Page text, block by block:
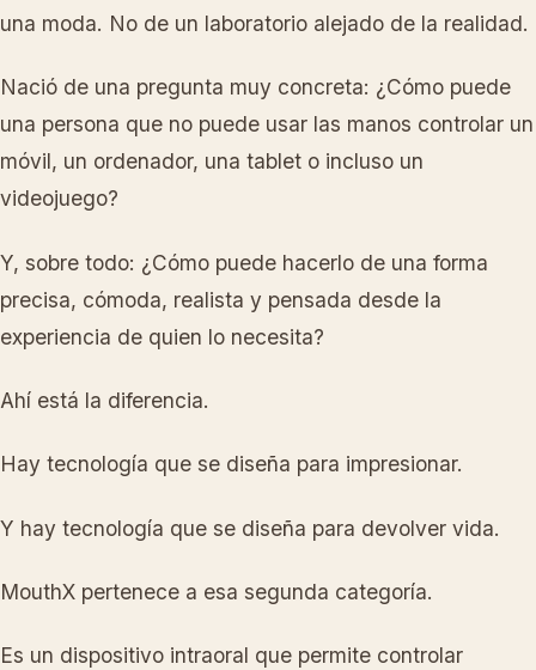
una moda. No de un laboratorio alejado de la realidad.
Nació de una pregunta muy concreta: ¿Cómo puede
una persona que no puede usar las manos controlar un
móvil, un ordenador, una tablet o incluso un
videojuego?
Y, sobre todo: ¿Cómo puede hacerlo de una forma
precisa, cómoda, realista y pensada desde la
experiencia de quien lo necesita?
Ahí está la diferencia.
Hay tecnología que se diseña para impresionar.
Y hay tecnología que se diseña para devolver vida.
MouthX pertenece a esa segunda categoría.
Es un dispositivo intraoral que permite controlar